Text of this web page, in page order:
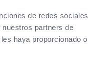
de redes sociales
partners de
haya proporcionado o
7.5.0.0